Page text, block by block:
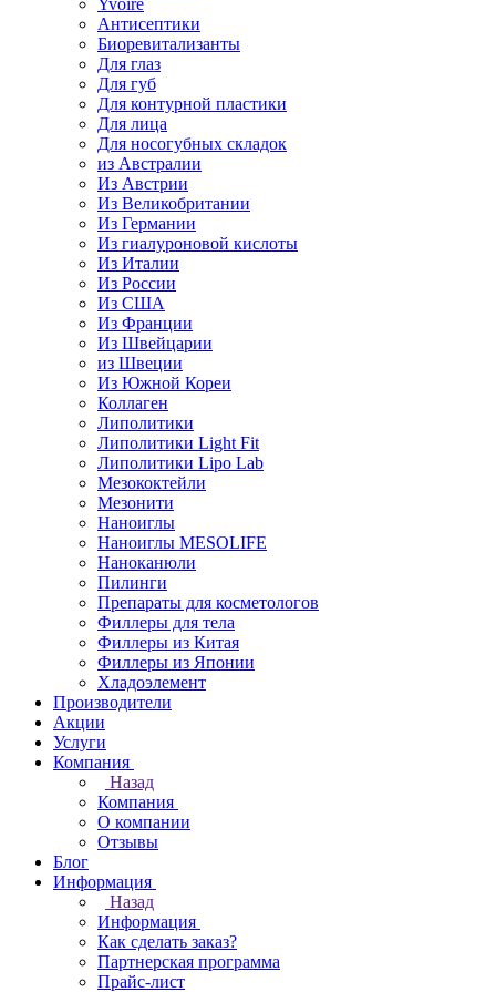
Yvoire
Антисептики
Биоревитализанты
Для глаз
Для губ
Для контурной пластики
Для лица
Для носогубных складок
из Австралии
Из Австрии
Из Великобритании
Из Германии
Из гиалуроновой кислоты
Из Италии
Из России
Из США
Из Франции
Из Швейцарии
из Швеции
Из Южной Кореи
Коллаген
Липолитики
Липолитики Light Fit
Липолитики Lipo Lab
Мезококтейли
Мезонити
Наноиглы
Наноиглы MESOLIFE
Наноканюли
Пилинги
Препараты для косметологов
Филлеры для тела
Филлеры из Китая
Филлеры из Японии
Хладоэлемент
Производители
Акции
Услуги
Компания
Назад
Компания
О компании
Отзывы
Блог
Информация
Назад
Информация
Как сделать заказ?
Партнерская программа
Прайс-лист